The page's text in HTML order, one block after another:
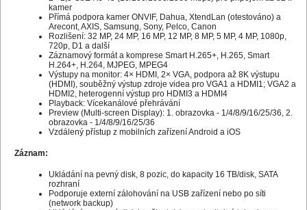
kamer
Přímá podpora kamer ONVIF, Dahua, XtendLan (otestováno) a
Arecont, AXIS, Samsung, Sony, Pelco, Canon
Rozlišení: 32 MP, 24 MP, 16 MP, 12 MP, 8 MP, 5 MP, 4 MP, 1080p,
720p, D1 a další
Záznamový formát a komprese Smart H.265+, H.265, Smart
H.264+, H.264, MJPEG, MPEG4
Výstupy na monitor: 4× HDMI, 2× VGA, podpora až 8K výstupu
(HDMI), souběžný výstup zdroje videa pro VGA1 a HDMI1; VGA2 a
HDMI2, heterogenní výstup pro HDMI3 a HDMI4
Playback: Vícekanálové přehrávání
Preview (Multi-screen Display): 1. obrazovka - 1/4/8/9/16/25/36, 2.
obrazovka - 1/4/8/9/16/25/36
Vzdálený přístup z mobilních zařízení Android a iOS
Záznam:
Ukládání na pevný disk, 8 pozic, do kapacity 16 TB/disk, SATA
rozhraní
Podporuje externí zálohování na USB zařízení nebo po síti
(network backup)